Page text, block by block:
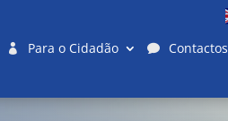
Para o Cidadão Contactos